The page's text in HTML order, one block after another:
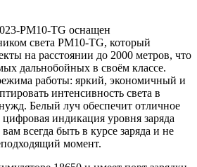
PM10-TG оснащен
света PM10-TG, который
на расстоянии до 2000 метров, что
дальнобойных в своём классе.
работы: яркий, экономичный и
интенсивность света в
Белый луч обеспечит отличное
индикация уровня заряда
всегда быть в курсе заряда и не
момент.